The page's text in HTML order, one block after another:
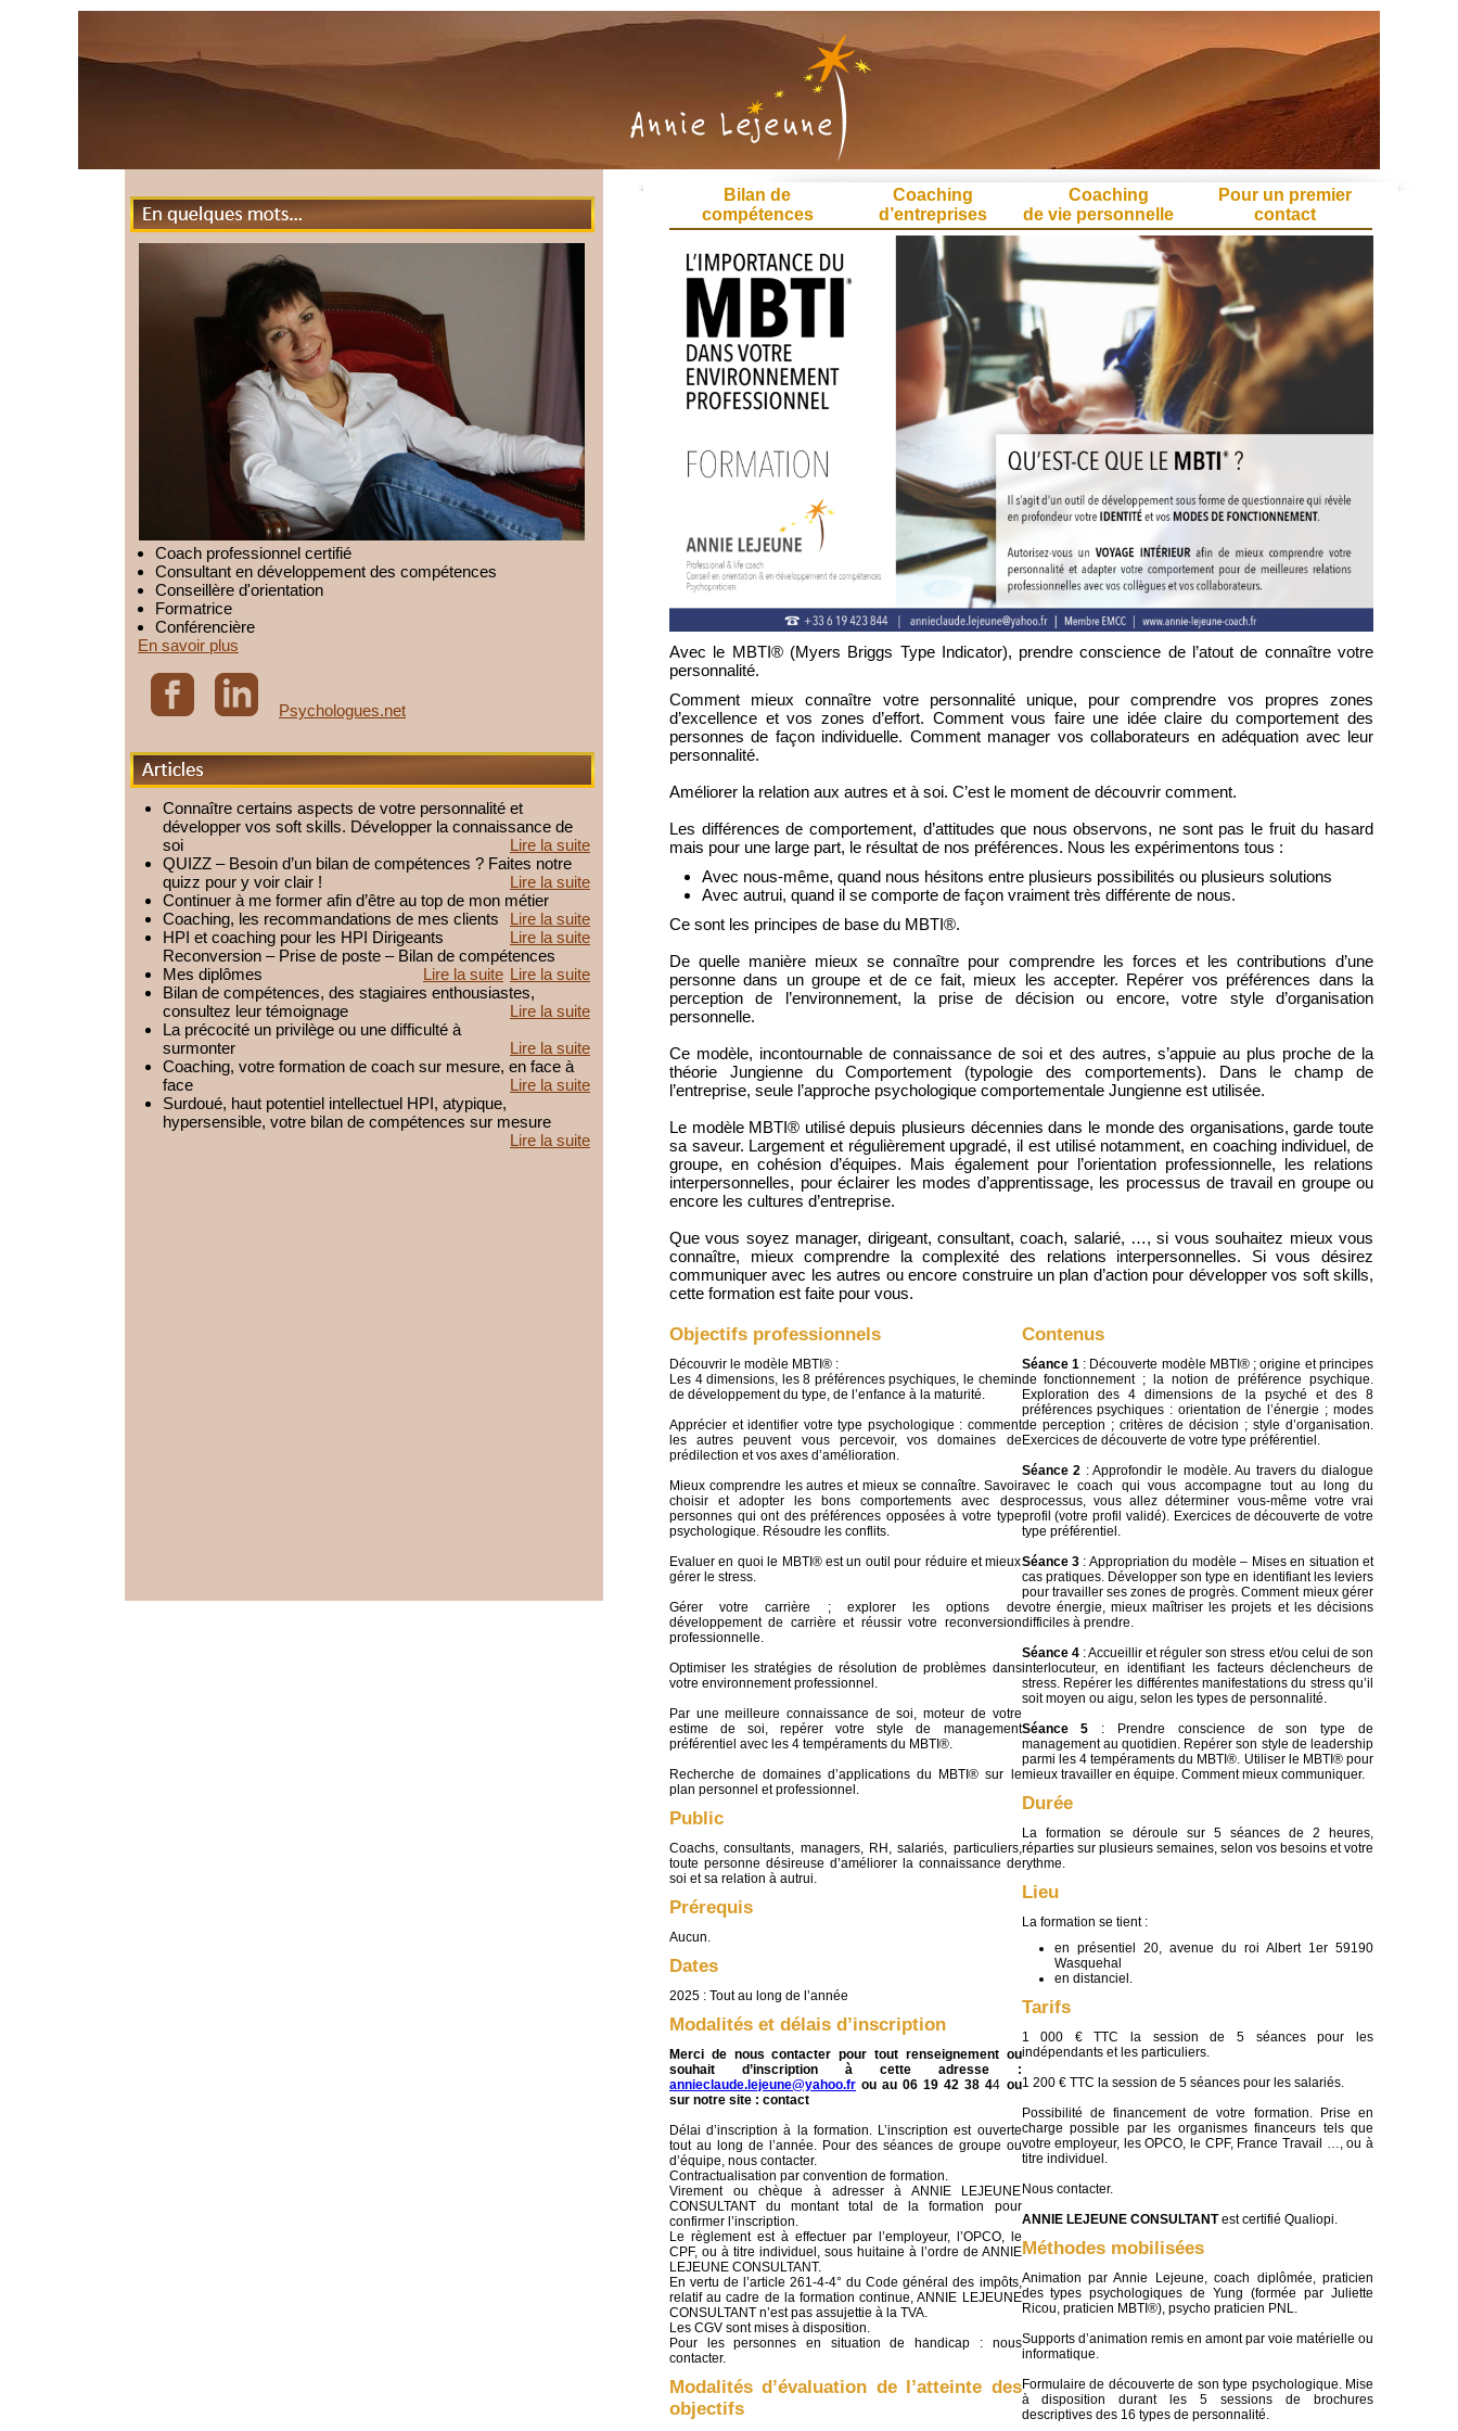
Bilan de
compétences
Coaching
d’entreprises
Coaching
de vie personnelle
Pour un premier
contact
Avec le MBTI® (Myers Briggs Type Indicator), prendre conscience de l’atout de connaître votre
personnalité.
Comment mieux connaître votre personnalité unique, pour comprendre vos propres zones
d’excellence et vos zones d’effort. Comment vous faire une idée claire du comportement des
personnes de façon individuelle. Comment manager vos collaborateurs en adéquation avec leur
personnalité.
Améliorer la relation aux autres et à soi. C’est le moment de découvrir comment.
Les différences de comportement, d’attitudes que nous observons, ne sont pas le fruit du hasard
mais pour une large part, le résultat de nos préférences. Nous les expérimentons tous :
Avec nous-même, quand nous hésitons entre plusieurs possibilités ou plusieurs solutions
Avec autrui, quand il se comporte de façon vraiment très différente de nous.
Ce sont les principes de base du MBTI®.
De quelle manière mieux se connaître pour comprendre les forces et les contributions d’une
personne dans un groupe et de ce fait, mieux les accepter. Repérer vos préférences dans la
perception de l’environnement, la prise de décision ou encore, votre style d’organisation
personnelle.
Ce modèle, incontournable de connaissance de soi et des autres, s’appuie au plus proche de la
théorie Jungienne du Comportement (typologie des comportements). Dans le champ de
l’entreprise, seule l’approche psychologique comportementale Jungienne est utilisée.
Le modèle MBTI® utilisé depuis plusieurs décennies dans le monde des organisations, garde toute
sa saveur. Largement et régulièrement upgradé, il est utilisé notamment, en coaching individuel, de
groupe, en cohésion d’équipes. Mais également pour l’orientation professionnelle, les relations
interpersonnelles, pour éclairer les modes d’apprentissage, les processus de travail en groupe ou
encore les cultures d’entreprise.
Que vous soyez manager, dirigeant, consultant, coach, salarié, …, si vous souhaitez mieux vous
connaître, mieux comprendre la complexité des relations interpersonnelles. Si vous désirez
communiquer avec les autres ou encore construire un plan d’action pour développer vos soft skills,
cette formation est faite pour vous.
Objectifs professionnels
Découvrir le modèle MBTI® :
Les 4 dimensions, les 8 préférences psychiques, le chemin
de développement du type, de l’enfance à la maturité.
Apprécier et identifier votre type psychologique : comment
les autres peuvent vous percevoir, vos domaines de
prédilection et vos axes d’amélioration.
Mieux comprendre les autres et mieux se connaître. Savoir
choisir et adopter les bons comportements avec des
personnes qui ont des préférences opposées à votre type
psychologique. Résoudre les conflits.
Evaluer en quoi le MBTI® est un outil pour réduire et mieux
gérer le stress.
Gérer votre carrière ; explorer les options de
développement de carrière et réussir votre reconversion
professionnelle.
Optimiser les stratégies de résolution de problèmes dans
votre environnement professionnel.
Par une meilleure connaissance de soi, moteur de votre
estime de soi, repérer votre style de management
préférentiel avec les 4 tempéraments du MBTI®.
Recherche de domaines d’applications du MBTI® sur le
plan personnel et professionnel.
Public
Coachs, consultants, managers, RH, salariés, particuliers,
toute personne désireuse d’améliorer la connaissance de
soi et sa relation à autrui.
Prérequis
Aucun.
Dates
2025 : Tout au long de l’année
Modalités et délais d’inscription
Merci de nous contacter pour tout renseignement ou
souhait d’inscription à cette adresse :
annieclaude.lejeune@yahoo.fr ou au 06 19 42 38 44 ou
sur notre site : contact
Délai d’inscription à la formation. L’inscription est ouverte
tout au long de l’année. Pour des séances de groupe ou
d’équipe, nous contacter.
Contractualisation par convention de formation.
Virement ou chèque à adresser à ANNIE LEJEUNE
CONSULTANT du montant total de la formation pour
confirmer l’inscription.
Le règlement est à effectuer par l’employeur, l’OPCO, le
CPF, ou à titre individuel, sous huitaine à l’ordre de ANNIE
LEJEUNE CONSULTANT.
En vertu de l’article 261-4-4° du Code général des impôts,
relatif au cadre de la formation continue, ANNIE LEJEUNE
CONSULTANT n’est pas assujettie à la TVA.
Les CGV sont mises à disposition.
Pour les personnes en situation de handicap : nous
contacter.
Modalités d’évaluation de l’atteinte des
objectifs
Contenus
Séance 1: Découverte modèle MBTI® ; origine et principes
de fonctionnement ; la notion de préférence psychique.
Exploration des 4 dimensions de la psyché et des 8
préférences psychiques : orientation de l’énergie ; modes
de perception ; critères de décision ; style d’organisation.
Exercices de découverte de votre type préférentiel.
Séance 2 : Approfondir le modèle. Au travers du dialogue
avec le coach qui vous accompagne tout au long du
processus, vous allez déterminer vous-même votre vrai
profil (votre profil validé). Exercices de découverte de votre
type préférentiel.
Séance 3: Appropriation du modèle – Mises en situation et
cas pratiques. Développer son type en identifiant les leviers
pour travailler ses zones de progrès. Comment mieux gérer
votre énergie, mieux maîtriser les projets et les décisions
difficiles à prendre.
Séance 4: Accueillir et réguler son stress et/ou celui de son
interlocuteur, en identifiant les facteurs déclencheurs de
stress. Repérer les différentes manifestations du stress qu’il
soit moyen ou aigu, selon les types de personnalité.
Séance 5 : Prendre conscience de son type de
management au quotidien. Repérer son style de leadership
parmi les 4 tempéraments du MBTI®. Utiliser le MBTI® pour
mieux travailler en équipe. Comment mieux communiquer.
Durée
La formation se déroule sur 5 séances de 2 heures,
réparties sur plusieurs semaines, selon vos besoins et votre
rythme.
Lieu
La formation se tient :
en présentiel 20, avenue du roi Albert 1er 59190
Wasquehal
en distanciel.
Tarifs
1 000 € TTC la session de 5 séances pour les
indépendants et les particuliers.
1 200 € TTC la session de 5 séances pour les salariés.
Possibilité de financement de votre formation. Prise en
charge possible par les organismes financeurs tels que
votre employeur, les OPCO, le CPF, France Travail …, ou à
titre individuel.
Nous contacter.
ANNIE LEJEUNE CONSULTANTest certifié Qualiopi.
Méthodes mobilisées
Animation par Annie Lejeune, coach diplômée, praticien
des types psychologiques de Yung (formée par Juliette
Ricou, praticien MBTI®), psycho praticien PNL.
Supports d’animation remis en amont par voie matérielle ou
informatique.
Formulaire de découverte de son type psychologique. Mise
à disposition durant les 5 sessions de brochures
descriptives des 16 types de personnalité.
En quelques mots
Coach professionnel certifié
Consultant en développement des compétences
Conseillère d'orientation
Formatrice
Conférencière
En savoir plus
Psychologues.net
Articles
Connaître certains aspects de votre personnalité et
développer vos soft skills. Développer la connaissance de
soi
Lire la suite
QUIZZ – Besoin d’un bilan de compétences ? Faites notre
quizz pour y voir clair !
Lire la suite
Continuer à me former afin d’être au top de mon métier
Lire la suite
Coaching, les recommandations de mes clients
Lire la suite
HPI et coaching pour les HPI Dirigeants
Reconversion – Prise de poste – Bilan de compétences
Lire la suite
Mes diplômes
Lire la suite
Bilan de compétences, des stagiaires enthousiastes,
consultez leur témoignage
Lire la suite
La précocité un privilège ou une difficulté à
surmonter
Lire la suite
Coaching, votre formation de coach sur mesure, en face à
face
Lire la suite
Surdoué, haut potentiel intellectuel HPI, atypique,
hypersensible, votre bilan de compétences sur mesure
Lire la suite